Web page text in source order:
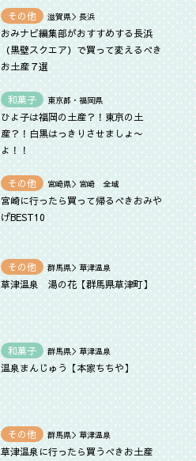
その他 滋賀県＞長浜
おみナビ編集部がおすすめする長浜
（黒壁スクエア）で買って変えるべき
お土産７選
和菓子 東京都・福岡県
ひよ子は福岡の土産？！東京の土
産？！白黒はっきりさせましょ〜
よ！！
その他 宮崎県＞宮崎 全域
宮崎に行ったら買って帰るべきおみや
げBEST10
その他 群馬県＞草津温泉
草津温泉 湯の花【群馬県草津町】
和菓子 群馬県＞草津温泉
温泉まんじゅう【本家ちちや】
その他 群馬県＞草津温泉
草津温泉に行ったら買うべきお土産